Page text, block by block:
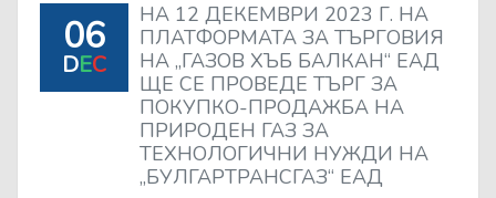
06
DEC
НА 12 ДЕКЕМВРИ 2023 Г. НА
ПЛАТФОРМАТА ЗА ТЪРГОВИЯ
НА „ГАЗОВ ХЪБ БАЛКАН“ ЕАД
ЩЕ СЕ ПРОВЕДЕ ТЪРГ ЗА
ПОКУПКО-ПРОДАЖБА НА
ПРИРОДЕН ГАЗ ЗА
ТЕХНОЛОГИЧНИ НУЖДИ НА
„БУЛГАРТРАНСГАЗ“ ЕАД